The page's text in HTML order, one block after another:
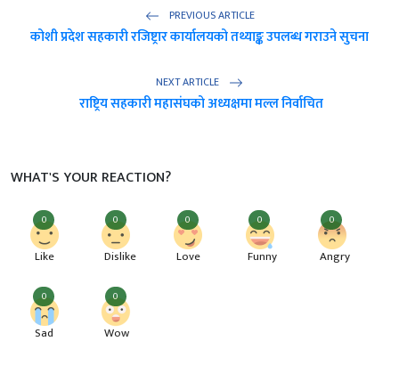
PREVIOUS ARTICLE
कोशी प्रदेश सहकारी रजिष्ट्रार कार्यालयको तथ्याङ्क उपलब्ध गराउने सुचना
NEXT ARTICLE
राष्ट्रिय सहकारी महासंघको अध्यक्षमा मल्ल निर्वाचित
WHAT'S YOUR REACTION?
0
Like
0
Dislike
0
Love
0
Funny
0
Angry
0
Sad
0
Wow